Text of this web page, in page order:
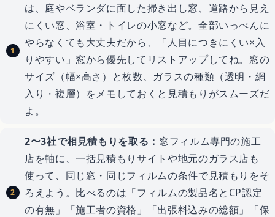
は、庭やベランダに面した掃き出し窓、道路から見え
にくい窓、浴室・トイレの小窓など。全部いっぺんに
やらなくても大丈夫だから、「人目につきにくい×入
りやすい」窓から優先してリストアップしてね。窓の
サイズ（幅×高さ）と枚数、ガラスの種類（透明・網
入り・複層）をメモしておくと見積もりがスムーズだ
よ。
2〜3社で相見積もりを取る： 窓フィルム専門の施工
店を軸に、一括見積もりサイトや地元のガラス店も
使って、同じ窓・同じフィルムの条件で見積もりをそ
ろえよう。比べるのは「フィルムの製品名とCP認定
の有無」「施工者の資格」「出張料込みの総額」「保